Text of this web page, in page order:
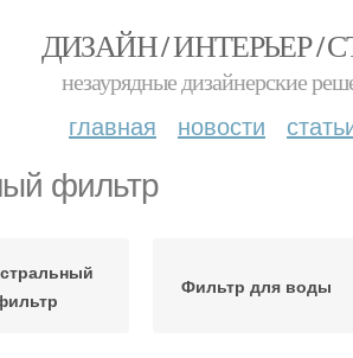
ДИЗАЙН / ИНТЕРЬЕР /
незаурядные дизайнерские
главная новости
фильтр
Фильтр для воды